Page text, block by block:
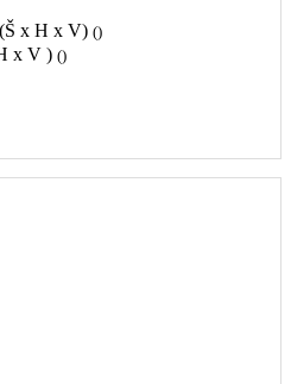
x H x V) ()
x V ) ()